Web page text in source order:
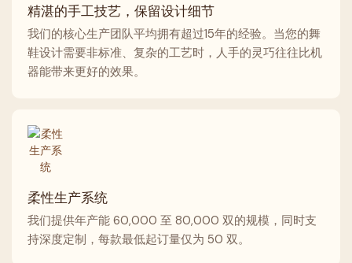
精湛的手工技艺，保留设计细节
我们的核心生产团队平均拥有超过15年的经验。当您的舞
鞋设计需要非标准、复杂的工艺时，人手的灵巧往往比机
器能带来更好的效果。
柔性生产系统
我们提供年产能 60,000 至 80,000 双的规模，同时支
持深度定制，每款最低起订量仅为 50 双。